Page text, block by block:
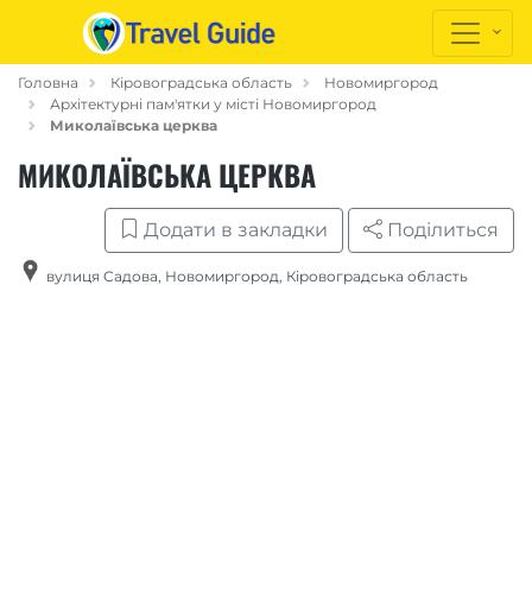
Головна Кіровоградська область
Новомиргород
Архітектурні пам'ятки у місті Новомиргород
Миколаївська церква
МИКОЛАЇВСЬКА ЦЕРКВА
Додати в закладки Поділиться
вулиця Садова, Новомиргород, Кіровоградська область